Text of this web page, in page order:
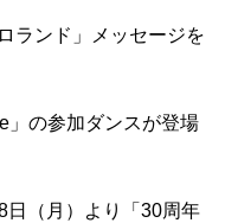
ランド」メッセージを
」の参加ダンスが登場
日（月）より「30周年